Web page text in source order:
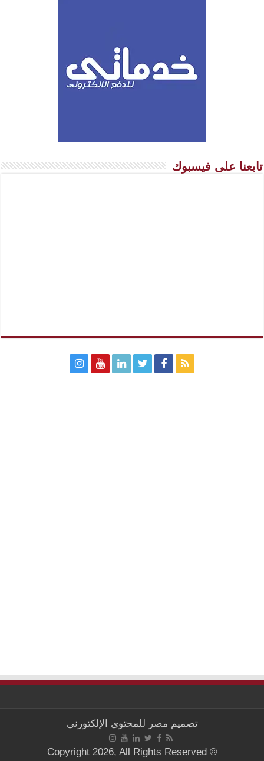
تابعنا على فيسبوك
تصميم مصر للمحتوى الإلكتورنى
© Copyright 2026, All Rights Reserved